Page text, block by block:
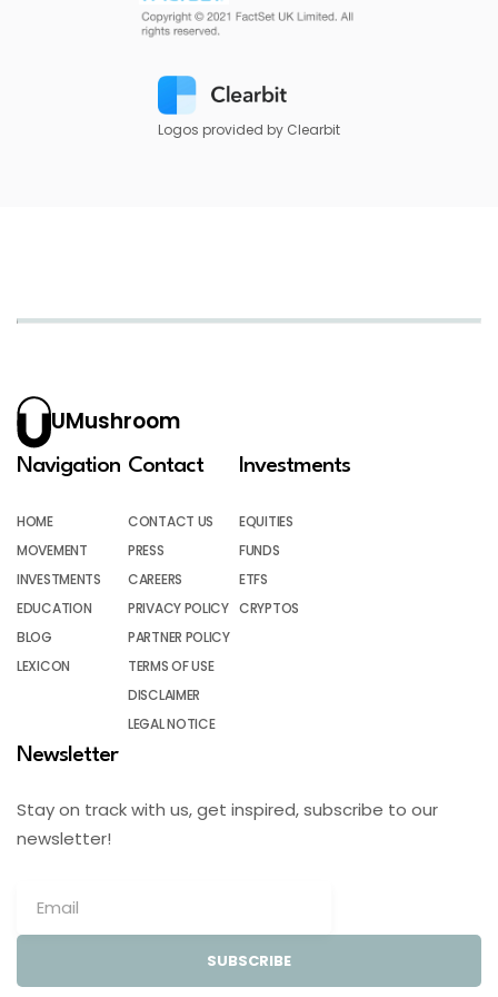
Logos provided by Clearbit
UMushroom
Navigation
HOME
MOVEMENT
INVESTMENTS
EDUCATION
BLOG
LEXICON
Contact
CONTACT US
PRESS
CAREERS
PRIVACY POLICY
PARTNER POLICY
TERMS OF USE
DISCLAIMER
LEGAL NOTICE
Investments
EQUITIES
FUNDS
ETFS
CRYPTOS
Newsletter
Stay on track with us, get inspired, subscribe to our
newsletter!
SUBSCRIBE